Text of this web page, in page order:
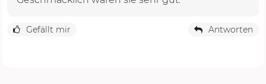
Gefällt mir Antworten